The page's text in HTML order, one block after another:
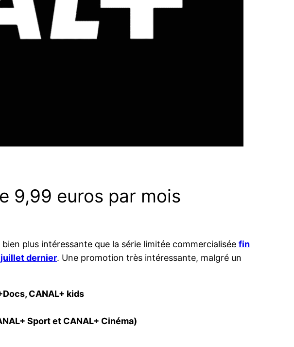
9,99 euros par mois
plus intéressante que la série limitée commercialisée fin
dernier. Une promotion très intéressante, malgré un
CANAL+ kids
Sport et CANAL+ Cinéma)